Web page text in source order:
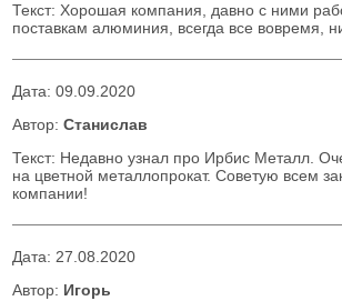
Текст: Хорошая компания, давно с ними
поставкам алюминия, всегда все вовремя,
Дата:09.09.2020
Автор:Станислав
Текст: Недавно узнал про Ирбис Металл.
на цветной металлопрокат. Советую всем
компании!
Дата: 27.08.2020
Автор: Игорь